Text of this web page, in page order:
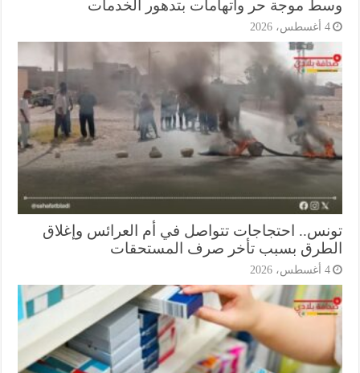
موجة حر واتهامات بتدهور الخدمات
احتجاجات تتواصل في أم العرائس وإغلاق
بسبب تأخر صرف المستحقات